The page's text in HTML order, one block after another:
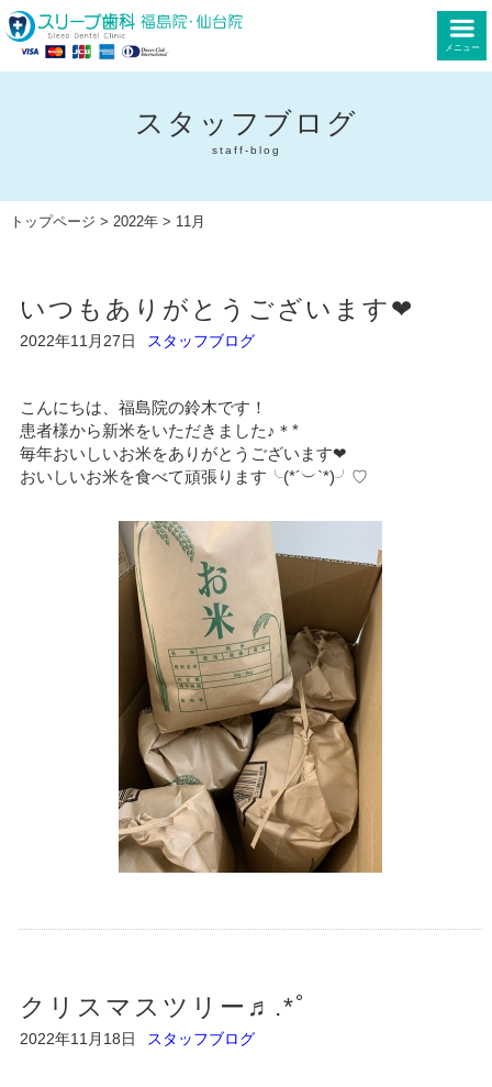
メニュー
スタッフブログ
staff-blog
トップページ > 2022年> 11月
いつもありがとうございます❤︎
2022年11月27日 スタッフブログ
こんにちは、福島院の鈴木です！
患者様から新米をいただきました♪＊*
毎年おいしいお米をありがとうございます❤︎
おいしいお米を食べて頑張ります╰(*´︶`*)╯♡
クリスマスツリー♬.*ﾟ
2022年11月18日 スタッフブログ